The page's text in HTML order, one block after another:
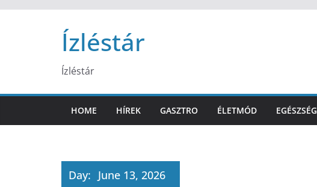
Ízléstár
Ízléstár
HOME HÍREK GASZTRO ÉLETMÓD EGÉSZSÉG
Day: June 13, 2026